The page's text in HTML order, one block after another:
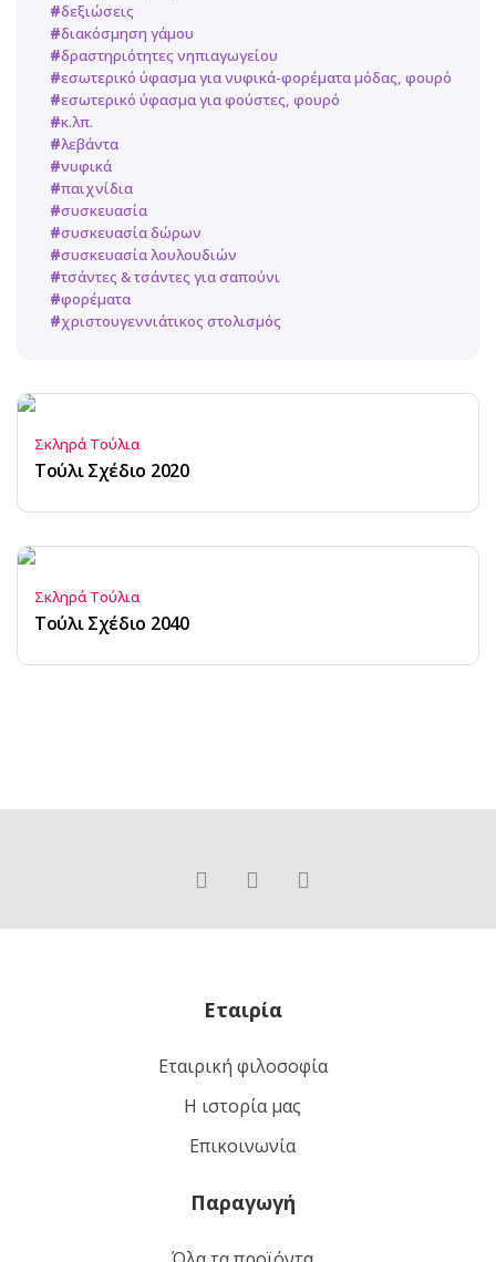
Σκληρά Τούλια
Τούλι Σχέδιο 2020
Σκληρά Τούλια
Τούλι Σχέδιο 2040
δεξιώσεις
διακόσμηση γάμου
δραστηριότητες νηπιαγωγείου
εσωτερικό ύφασμα για νυφικά-φορέματα μόδας, φουρό
εσωτερικό ύφασμα για φούστες, φουρό
κ.λπ.
λεβάντα
νυφικά
παιχνίδια
συσκευασία
συσκευασία δώρων
συσκευασία λουλουδιών
τσάντες & τσάντες για σαπούνι
φορέματα
χριστουγεννιάτικος στολισμός
Εταιρία
Εταιρική φιλοσοφία
Η ιστορία μας
Επικοινωνία
Παραγωγή